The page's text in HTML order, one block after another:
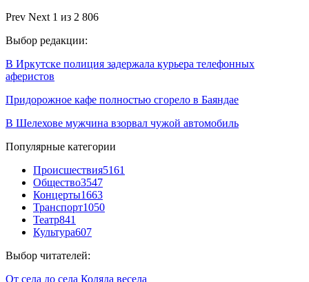
Prev Next 1 из 2 806
Выбор редакции:
В Иркутске полиция задержала курьера телефонных
аферистов
Придорожное кафе полностью сгорело в Баяндае
В Шелехове мужчина взорвал чужой автомобиль
Популярные категории
Происшествия5161
Общество3547
Концерты1663
Транспорт1050
Театр841
Культура607
Выбор читателей:
От села до села Коляда весела